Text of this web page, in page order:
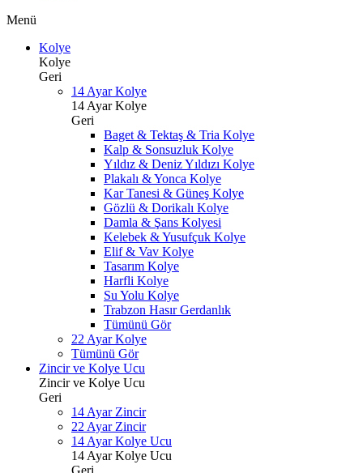
Menü
Kolye
Kolye
Geri
14 Ayar Kolye
14 Ayar Kolye
Geri
Baget & Tektaş & Tria Kolye
Kalp & Sonsuzluk Kolye
Yıldız & Deniz Yıldızı Kolye
Plakalı & Yonca Kolye
Kar Tanesi & Güneş Kolye
Gözlü & Dorikalı Kolye
Damla & Şans Kolyesi
Kelebek & Yusufçuk Kolye
Elif & Vav Kolye
Tasarım Kolye
Harfli Kolye
Su Yolu Kolye
Trabzon Hasır Gerdanlık
Tümünü Gör
22 Ayar Kolye
Tümünü Gör
Zincir ve Kolye Ucu
Zincir ve Kolye Ucu
Geri
14 Ayar Zincir
22 Ayar Zincir
14 Ayar Kolye Ucu
14 Ayar Kolye Ucu
Geri